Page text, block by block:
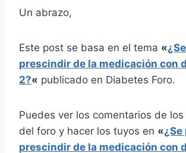
Un abrazo,
Este post se basa en el tema «
prescindir de la medicación con
2?« publicado en Diabetes Foro.
Puedes ver los comentarios de
del foro y hacer los tuyos en «¿Se
prescindir de la medicación con